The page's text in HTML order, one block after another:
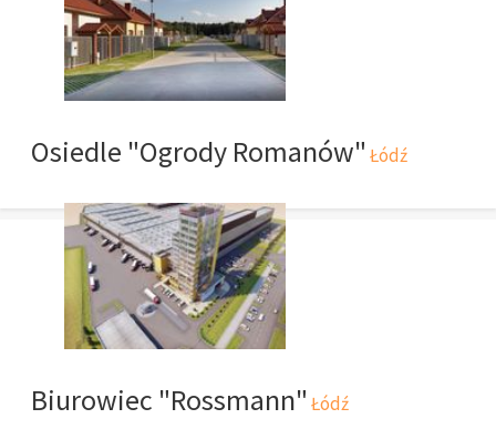
Osiedle "Ogrody Romanów" Łódź
Biurowiec "Rossmann" Łódź